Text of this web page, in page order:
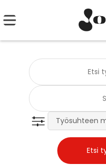
Työsuhteen